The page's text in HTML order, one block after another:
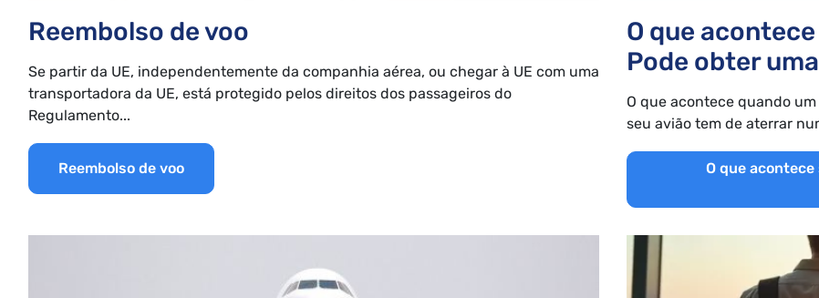
Reembolso de voo
Se partir da UE, independentemente da companhia aérea, ou chegar à UE com uma
transportadora da UE, está protegido pelos direitos dos passageiros do
Regulamento...
Reembolso de voo
O que
Pode obter
O que acontece quando
seu avião tem de aterrar
O que